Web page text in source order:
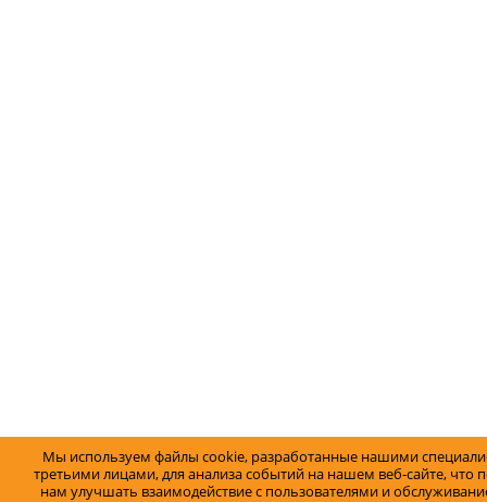
Мы используем файлы cookie, разработанные нашими
третьими лицами, для анализа событий на нашем веб-сайте, что
нам улучшать взаимодействие с пользователями и